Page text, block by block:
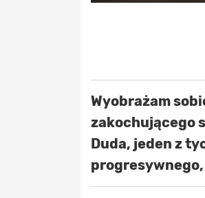
Wyobrażam
zakochującego
Duda, jeden z